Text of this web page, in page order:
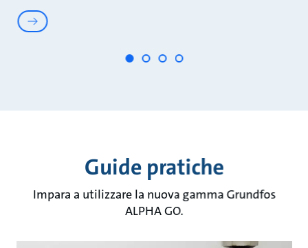
Guide pratiche
Impara a utilizzare la nuova gamma Grundfos
ALPHA GO.